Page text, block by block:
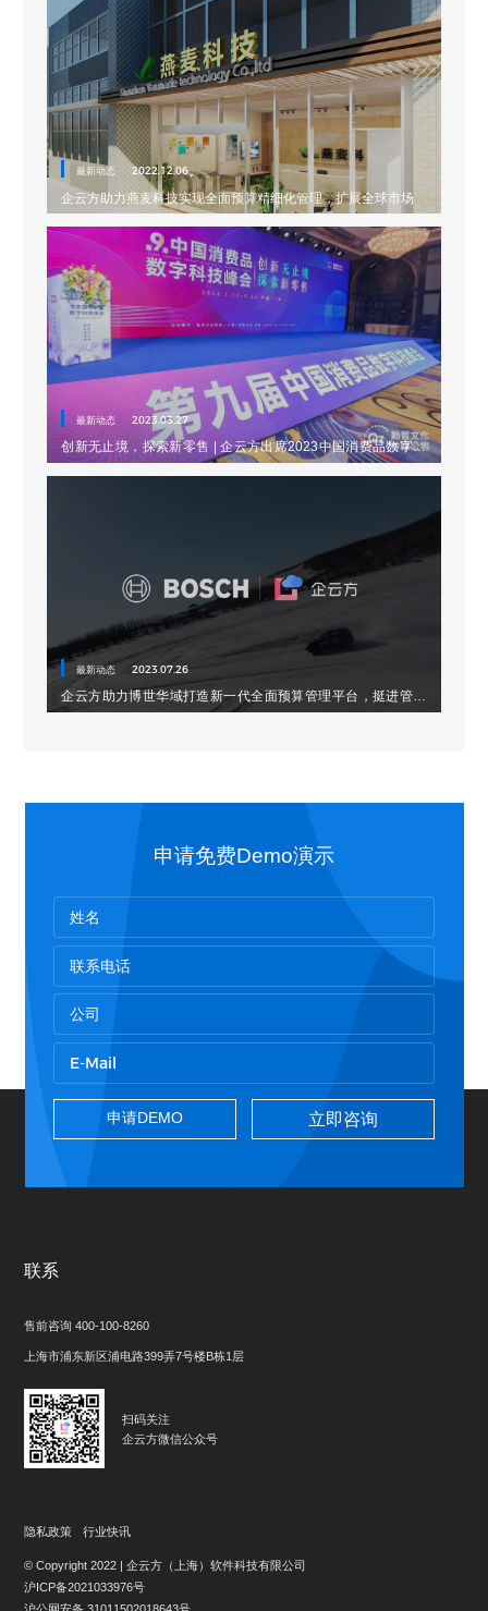
最新动态 2022.12.06
企云方助力燕麦科技实现全面预算精细化管理，扩展全球市场
最新动态 2023.03.27
创新无止境，探索新零售 | 企云方出席2023中国消费品数字科
技峰会
最新动态 2023.07.26
企云方助力博世华域打造新一代全面预算管理平台，挺进管理
数字化的“深水区”
申请免费Demo演示
立即咨询
联系
售前咨询 400-100-8260
上海市浦东新区浦电路399弄7号楼B栋1层
扫码关注
企云方微信公众号
隐私政策 行业快讯
© Copyright 2022 | 企云方（上海）软件科技有限公司
沪ICP备2021033976号